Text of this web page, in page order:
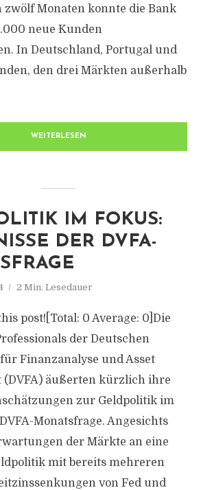
zwölf Monaten konnte die Bank
neue Kunden
In Deutschland, Portugal und
den drei Märkten außerhalb
WEITERLESEN
IM FOKUS:
DER DVFA-
2 Min. Lesedauer
post![Total: 0 Average: 0]Die
der Deutschen
Finanzanalyse und Asset
(DVFA) äußerten kürzlich ihre
zur Geldpolitik im
Monatsfrage. Angesichts
der Märkte an eine
mit bereits mehreren
von Fed und